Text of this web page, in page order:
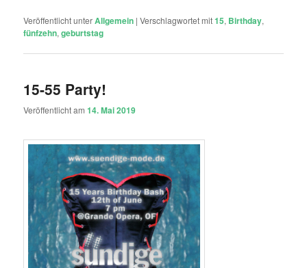
Veröffentlicht unterAllgemein |Verschlagwortet mit15, Birthday,
fünfzehn,geburtstag
15-55 Party!
Veröffentlicht am14. Mai 2019